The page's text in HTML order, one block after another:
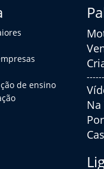
de ensino
Na